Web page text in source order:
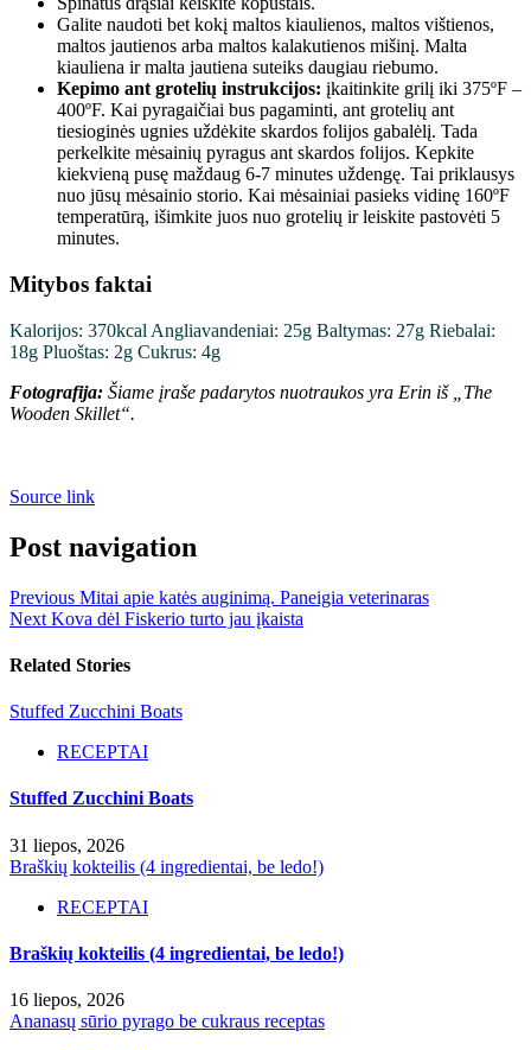
Galite naudoti bet kokį maltos kiaulienos, maltos vištienos,
maltos jautienos arba maltos kalakutienos mišinį. Malta
kiauliena ir malta jautiena suteiks daugiau riebumo.
Kepimo ant grotelių instrukcijos: įkaitinkite grilį iki 375ºF –
400ºF. Kai pyragaičiai bus pagaminti, ant grotelių ant
tiesioginės ugnies uždėkite skardos folijos gabalėlį. Tada
perkelkite mėsainių pyragus ant skardos folijos. Kepkite
kiekvieną pusę maždaug 6-7 minutes uždengę. Tai priklausys
nuo jūsų mėsainio storio. Kai mėsainiai pasieks vidinę 160ºF
temperatūrą, išimkite juos nuo grotelių ir leiskite pastovėti 5
minutes.
Mitybos faktai
Kalorijos: 370kcal Angliavandeniai: 25g Baltymas: 27g Riebalai:
18g Pluoštas: 2g Cukrus: 4g
Fotografija: Šiame įraše padarytos nuotraukos yra Erin iš „The
Wooden Skillet“.
Source link
Post navigation
Previous Mitai apie katės auginimą. Paneigia veterinaras
Next Kova dėl Fiskerio turto jau įkaista
Related Stories
Stuffed Zucchini Boats
RECEPTAI
Stuffed Zucchini Boats
31 liepos, 2026
Braškių kokteilis (4 ingredientai, be ledo!)
RECEPTAI
Braškių kokteilis (4 ingredientai, be ledo!)
16 liepos, 2026
Ananasų sūrio pyrago be cukraus receptas